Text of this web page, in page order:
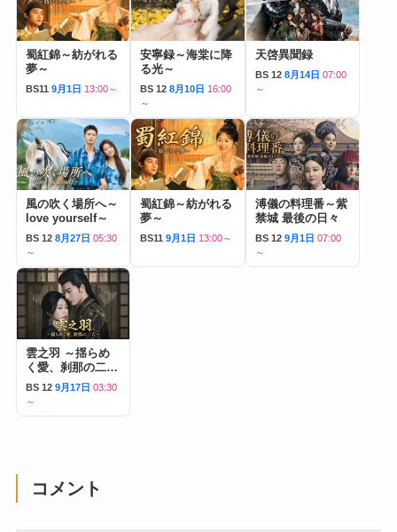
蜀紅錦～紡がれる
夢～
BS11 9月1日 13:00～
安寧録～海棠に降
る光～
BS 12 8月10日 16:00
～
天啓異聞録
BS 12 8月14日 07:00
～
風の吹く場所へ～
love yourself～
BS 12 8月27日 05:30
～
蜀紅錦～紡がれる
夢～
BS11 9月1日 13:00～
溥儀の料理番～紫
禁城 最後の日々
BS 12 9月1日 07:00
～
雲之羽 ～揺らめ
く愛、刹那の二人
～
BS 12 9月17日 03:30
～
コメント